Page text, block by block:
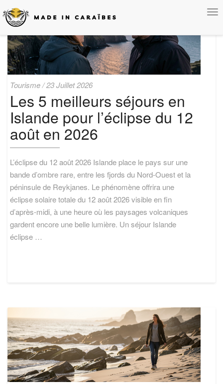
Tourisme/23 Juillet 2026Les
meilleurs
séjours
en
Islande
du
12
août
2026
Les 5 meilleurs séjours en
Islande pour l’éclipse du 12
août en 2026
L’éclipse du 12 août 2026 Islande place le pays sur une
bande d’ombre rare, entre les fjords du Nord-Ouest et la
péninsule de Reykjanes. Le phénomène offrira une
éclipse solaire totale du 12 août 2026 visible en fin
d’après-midi, à une heure où les paysages volcaniques
gardent encore une belle lumière. Un séjour Islande
éclipse …